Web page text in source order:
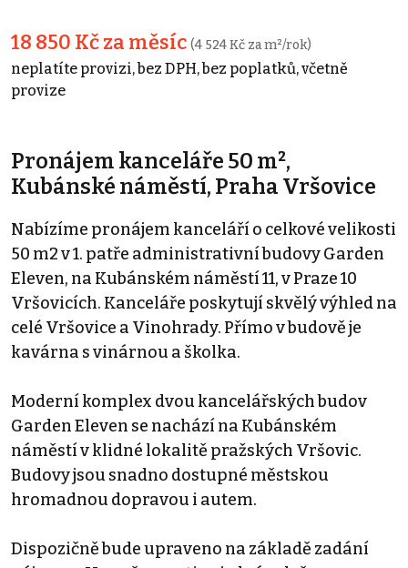
18 850 Kč za měsíc (4 524 Kč za m²/rok)
neplatíte provizi, bez DPH, bez poplatků, včetně
provize
Pronájem kanceláře 50 m²,
Kubánské náměstí, Praha Vršovice
Nabízíme pronájem kanceláří o celkové velikosti
50 m2 v 1. patře administrativní budovy Garden
Eleven, na Kubánském náměstí 11, v Praze 10
Vršovicích. Kanceláře poskytují skvělý výhled na
celé Vršovice a Vinohrady. Přímo v budově je
kavárna s vinárnou a školka.
Moderní komplex dvou kancelářských budov
Garden Eleven se nachází na Kubánském
náměstí v klidné lokalitě pražských Vršovic.
Budovy jsou snadno dostupné městskou
hromadnou dopravou i autem.
Dispozičně bude upraveno na základě zadání